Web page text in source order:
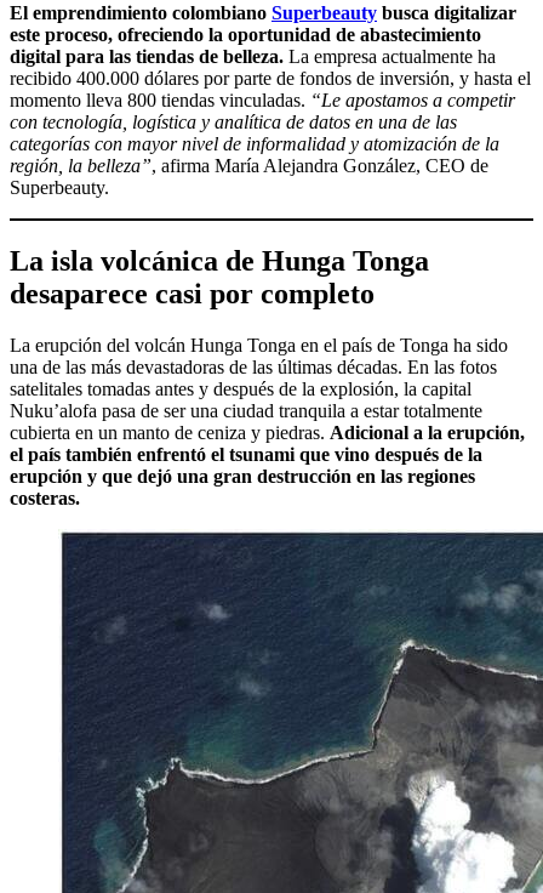
El emprendimiento colombiano Superbeauty busca digitalizar
este proceso, ofreciendo la oportunidad de abastecimiento
digital para las tiendas de belleza. La empresa actualmente ha
recibido 400.000 dólares por parte de fondos de inversión, y hasta el
momento lleva 800 tiendas vinculadas. “Le apostamos a competir
con tecnología, logística y analítica de datos en una de las
categorías con mayor nivel de informalidad y atomización de la
región, la belleza”, afirma María Alejandra González, CEO de
Superbeauty.
La isla volcánica de Hunga Tonga
desaparece casi por completo
La erupción del volcán Hunga Tonga en el país de Tonga ha sido
una de las más devastadoras de las últimas décadas. En las fotos
satelitales tomadas antes y después de la explosión, la capital
Nuku’alofa pasa de ser una ciudad tranquila a estar totalmente
cubierta en un manto de ceniza y piedras. Adicional a la erupción,
el país también enfrentó el tsunami que vino después de la
erupción y que dejó una gran destrucción en las regiones
costeras.